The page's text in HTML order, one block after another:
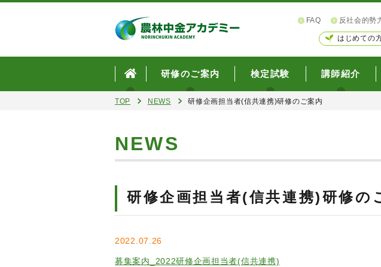
FAQ 反社会的勢
はじめての
研修のご案内 検定試験 講師紹介
TOP NEWS 研修企画担当者(信共連携)研修のご案内
NEWS
研修企画担当者(信共連携)研修の
2022.07.26
募集案内_2022研修企画担当者(信共連携)